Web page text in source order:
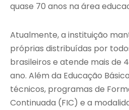
quase 70 anos na área
Atualmente, a instituição
próprias distribuídas por
brasileiros e atende mais de
ano. Além da Educação
técnicos, programas de
Continuada (FIC) e a